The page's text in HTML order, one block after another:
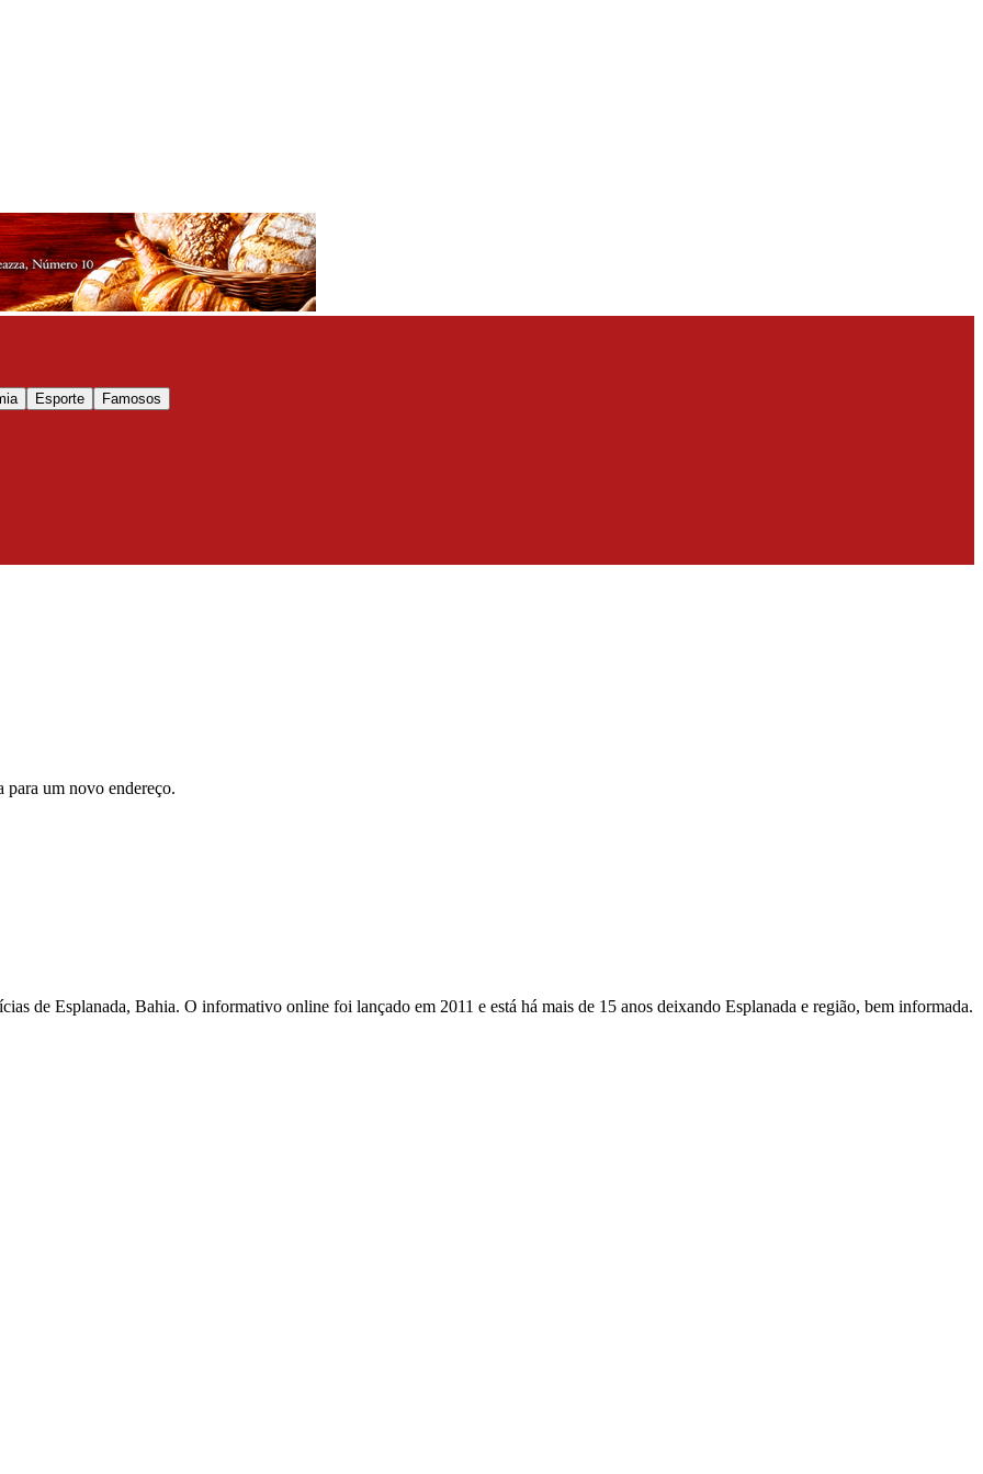
Esporte Famosos
para um novo endereço.
de Esplanada, Bahia. O informativo online foi lançado em 2011 e está há mais de 15 anos deixando Esplanada e região, bem informada.